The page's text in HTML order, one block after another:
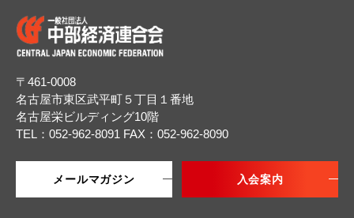
〒461-0008
名古屋市東区武平町５丁目１番地
名古屋栄ビルディング10階
TEL：052-962-8091 FAX：052-962-8090
メールマガジン 入会案内